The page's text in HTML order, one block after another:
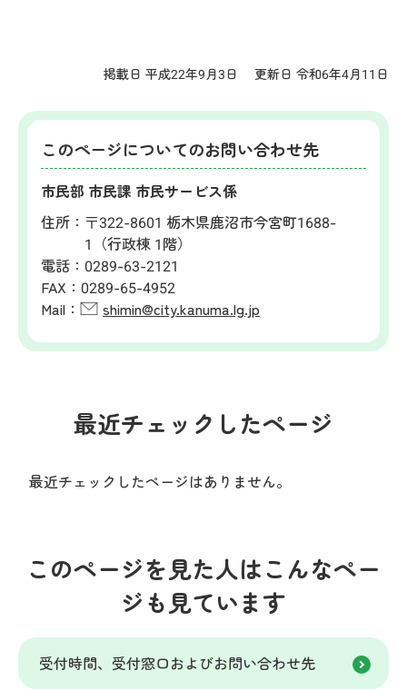
掲載日 平成22年9月3日 更新日 令和6年4月11日
このページについてのお問い合わせ先
市民部 市民課 市民サービス係
住所： 〒322-8601 栃木県鹿沼市今宮町1688-
1（行政棟 1階）
電話： 0289-63-2121
FAX： 0289-65-4952
Mail：
shimin@city.kanuma.lg.jp
最近チェックしたページ
最近チェックしたページはありません。
このページを見た人はこんなペー
ジも見ています
受付時間、受付窓口およびお問い合わせ先